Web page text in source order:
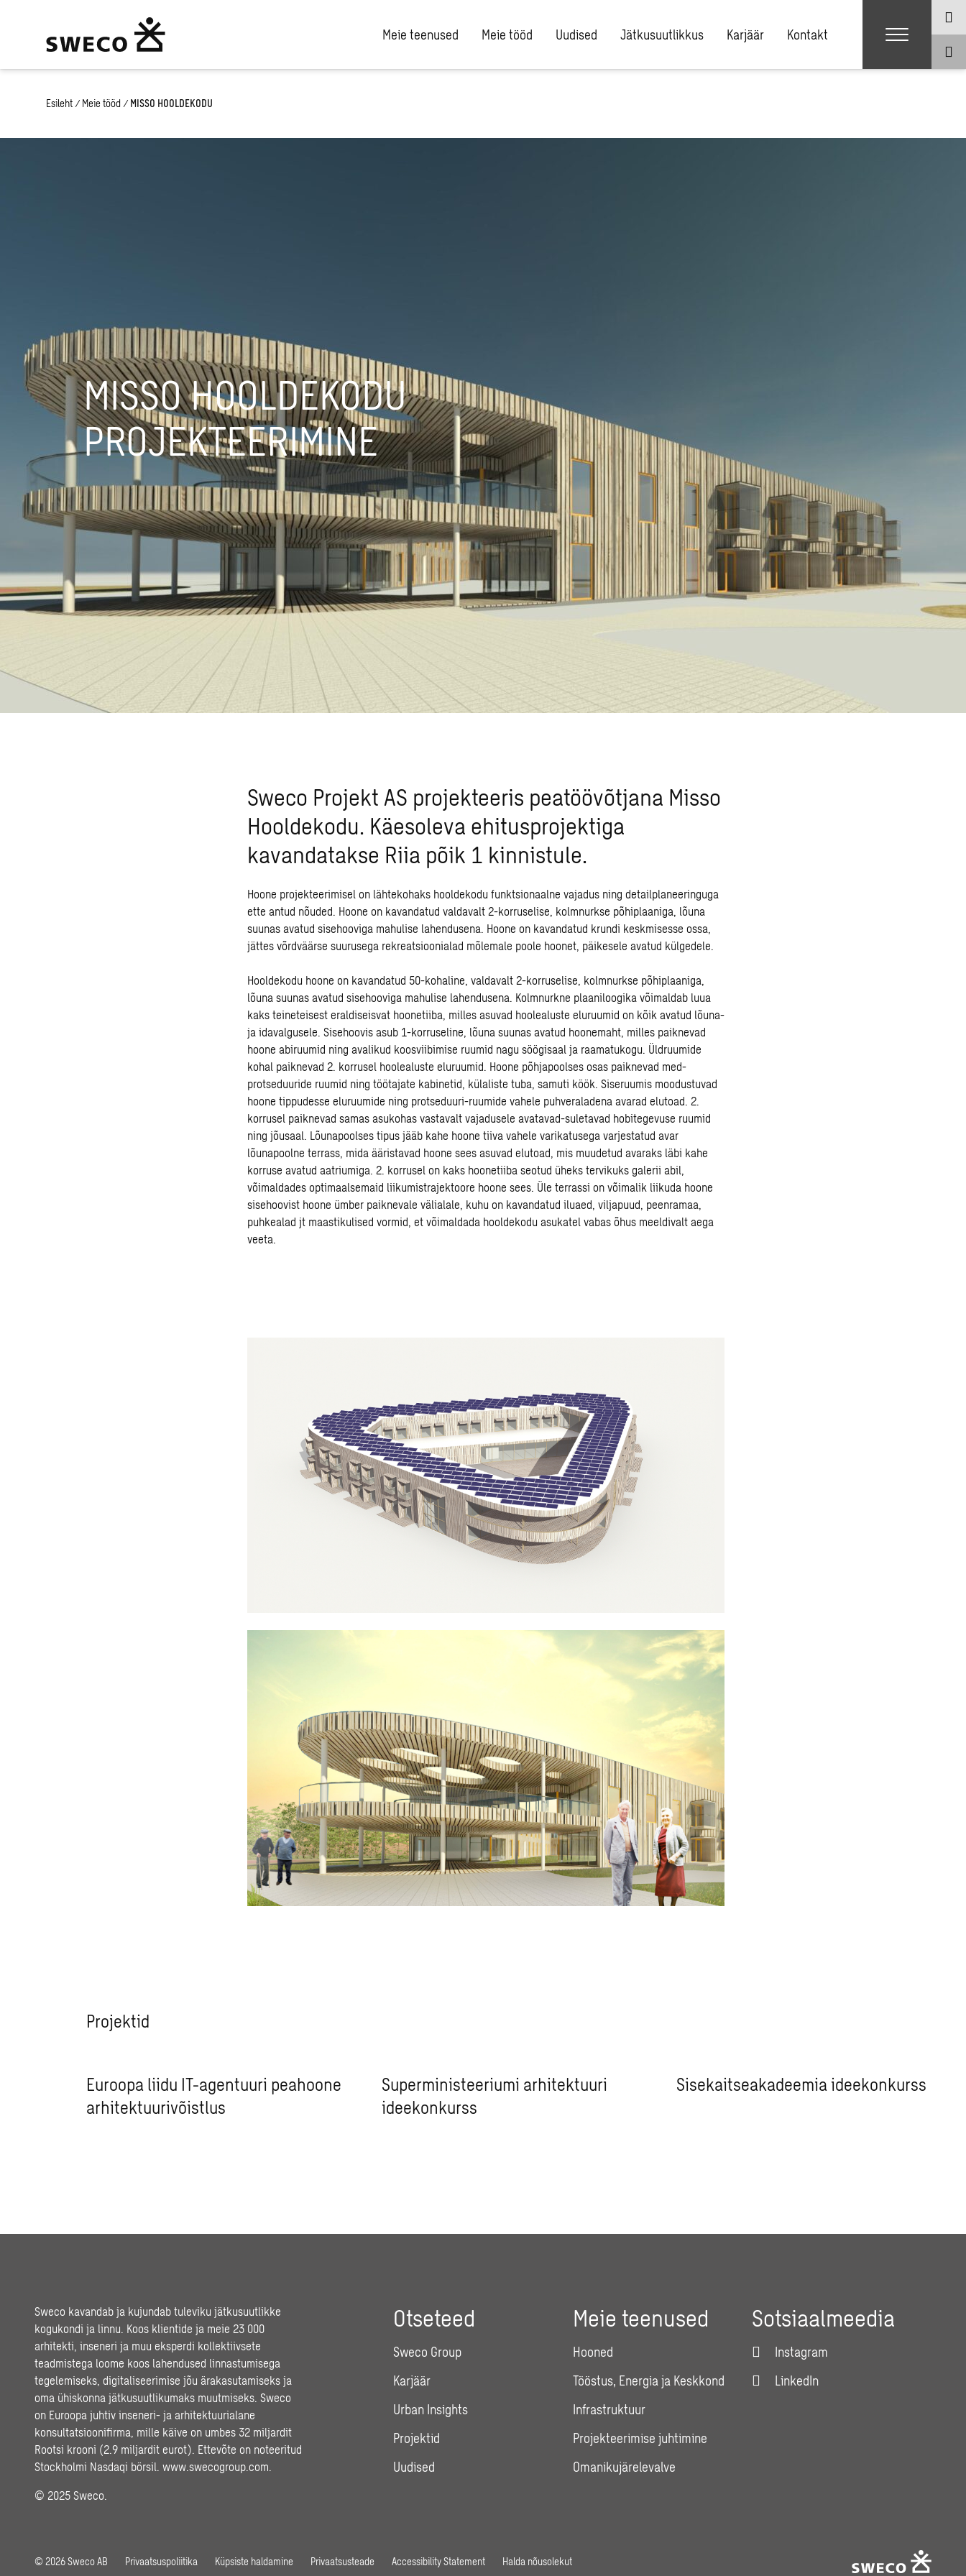
Meie teenused Meie tööd Uudised Jätkusuutlikkus Karjäär Kontakt
Esileht / Meie tööd / MISSO HOOLDEKODU
MISSO HOOLDEKODU
PROJEKTEERIMINE
Sweco Projekt AS projekteeris peatöövõtjana Misso
Hooldekodu. Käesoleva ehitusprojektiga
kavandatakse Riia põik 1 kinnistule.
Hoone projekteerimisel on lähtekohaks hooldekodu funktsionaalne vajadus ning detailplaneeringuga
ette antud nõuded. Hoone on kavandatud valdavalt 2-korruselise, kolmnurkse põhiplaaniga, lõuna
suunas avatud sisehooviga mahulise lahendusena. Hoone on kavandatud krundi keskmisesse ossa,
jättes võrdväärse suurusega rekreatsioonialad mõlemale poole hoonet, päikesele avatud külgedele.
Hooldekodu hoone on kavandatud 50-kohaline, valdavalt 2-korruselise, kolmnurkse põhiplaaniga,
lõuna suunas avatud sisehooviga mahulise lahendusena. Kolmnurkne plaaniloogika võimaldab luua
kaks teineteisest eraldiseisvat hoonetiiba, milles asuvad hoolealuste eluruumid on kõik avatud lõuna-
ja idavalgusele. Sisehoovis asub 1-korruseline, lõuna suunas avatud hoonemaht, milles paiknevad
hoone abiruumid ning avalikud koosviibimise ruumid nagu söögisaal ja raamatukogu. Üldruumide
kohal paiknevad 2. korrusel hoolealuste eluruumid. Hoone põhjapoolses osas paiknevad med-
protseduuride ruumid ning töötajate kabinetid, külaliste tuba, samuti köök. Siseruumis moodustuvad
hoone tippudesse eluruumide ning protseduuri-ruumide vahele puhveraladena avarad elutoad. 2.
korrusel paiknevad samas asukohas vastavalt vajadusele avatavad-suletavad hobitegevuse ruumid
ning jõusaal. Lõunapoolses tipus jääb kahe hoone tiiva vahele varikatusega varjestatud avar
lõunapoolne terrass, mida ääristavad hoone sees asuvad elutoad, mis muudetud avaraks läbi kahe
korruse avatud aatriumiga. 2. korrusel on kaks hoonetiiba seotud üheks tervikuks galerii abil,
võimaldades optimaalsemaid liikumistrajektoore hoone sees. Üle terrassi on võimalik liikuda hoone
sisehoovist hoone ümber paiknevale välialale, kuhu on kavandatud iluaed, viljapuud, peenramaa,
puhkealad jt maastikulised vormid, et võimaldada hooldekodu asukatel vabas õhus meeldivalt aega
veeta.
Projektid
Euroopa liidu IT-agentuuri peahoone
arhitektuurivõistlus
Superministeeriumi arhitektuuri
ideekonkurss
Sisekaitseakadeemia ideekonkurss
Sweco kavandab ja kujundab tuleviku jätkusuutlikke
kogukondi ja linnu. Koos klientide ja meie 23 000
arhitekti, inseneri ja muu eksperdi kollektiivsete
teadmistega loome koos lahendused linnastumisega
tegelemiseks, digitaliseerimise jõu ärakasutamiseks ja
oma ühiskonna jätkusuutlikumaks muutmiseks. Sweco
on Euroopa juhtiv inseneri- ja arhitektuurialane
konsultatsioonifirma, mille käive on umbes 32 miljardit
Rootsi krooni (2.9 miljardit eurot). Ettevõte on noteeritud
Stockholmi Nasdaqi börsil. www.swecogroup.com
© 2025 Sweco.
Otseteed
Sweco Group
Karjäär
Urban Insights
Projektid
Uudised
Meie teenused
Hooned
Tööstus, Energia ja Keskkond
Infrastruktuur
Projekteerimise juhtimine
Omanikujärelevalve
Sotsiaalmeedia
Instagram
LinkedIn
© 2026 Sweco AB Privaatsuspoliitika Küpsiste haldamine Privaatsusteade Accessibility Statement Halda nõusolekut